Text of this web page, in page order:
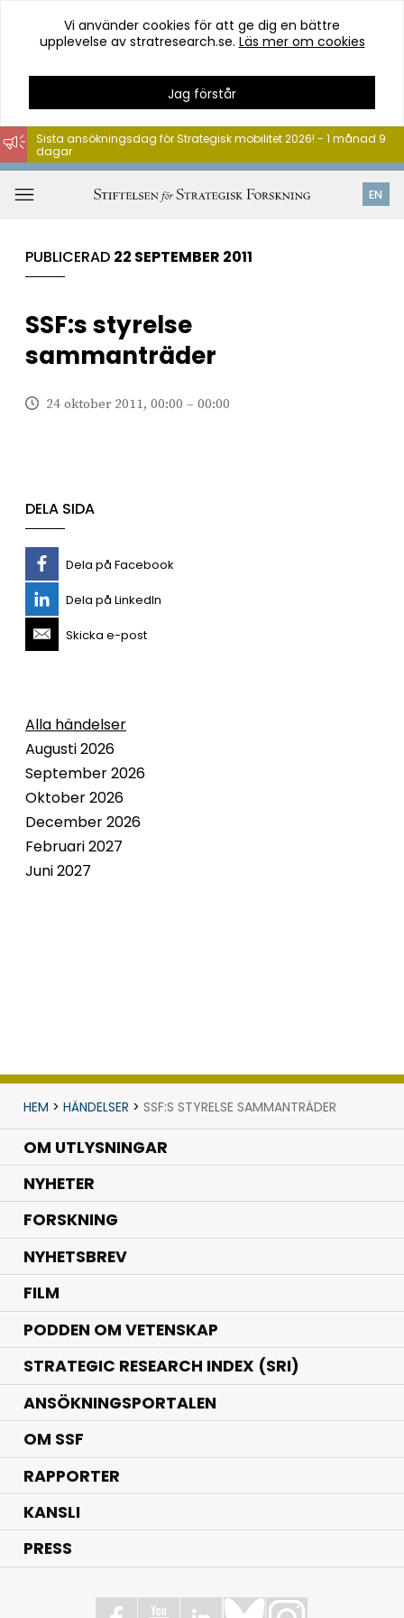
Hoppa
till
innehåll
Vi använder cookies för att ge dig en bättre
upplevelse av stratresearch.se. Läs mer om cookies
Jag förstår
EN
Sista ansökningsdag för Strategisk mobilitet 2026! - 1 månad 9
dagar
PUBLICERAD 22 SEPTEMBER 2011
SSF:s styrelse
sammanträder
24 oktober 2011, 00:00 – 00:00
DELA SIDA
Dela på Facebook
Dela på LinkedIn
Skicka e-post
Alla händelser
Augusti 2026
September 2026
Oktober 2026
December 2026
Februari 2027
Juni 2027
HEM > HÄNDELSER > SSF:S STYRELSE SAMMANTRÄDER
OM UTLYSNINGAR
NYHETER.
FORSKNING.
NYHETSBREV
FILM
PODDEN OM VETENSKAP
STRATEGIC RESEARCH INDEX (SRI)
ANSÖKNINGSPORTALEN
OM SSF
RAPPORTER
KANSLI
PRESS